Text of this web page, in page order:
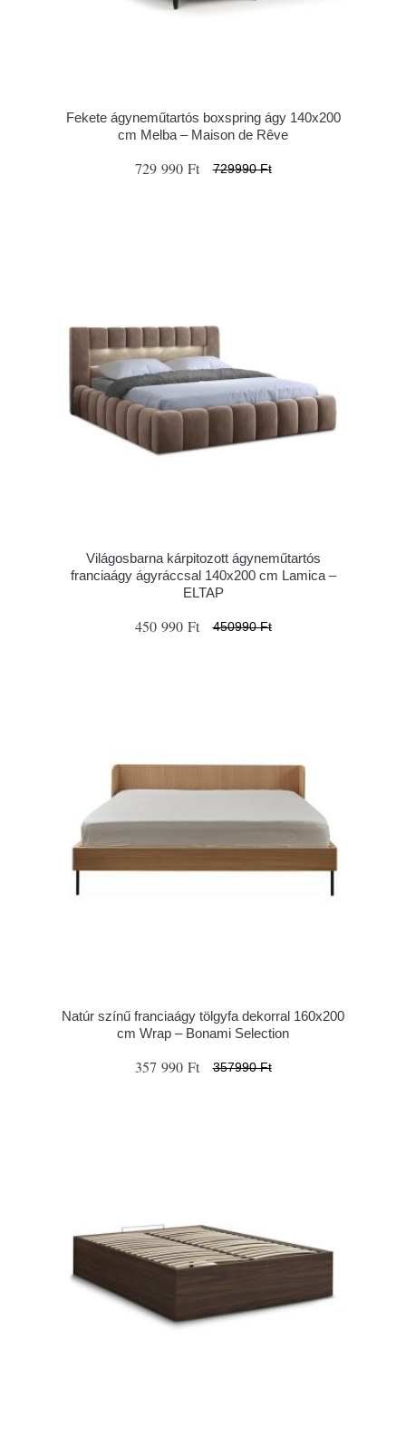
Fekete ágyneműtartós boxspring ágy 140x200
cm Melba – Maison de Rêve
729 990 Ft 729990 Ft
Világosbarna kárpitozott ágyneműtartós
franciaágy ágyráccsal 140x200 cm Lamica –
ELTAP
450 990 Ft 450990 Ft
Natúr színű franciaágy tölgyfa dekorral 160x200
cm Wrap – Bonami Selection
357 990 Ft 357990 Ft